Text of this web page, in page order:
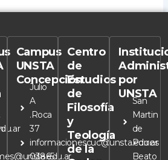
Campus
UNSTA
Concepción
Julio
A
.Roca
37
informacionescuc@unsta.edu.ar
03865
Centro
de
Estudios
de
Filosofía
y
Teología
de la
por
UNSTA
San
Martin
de
Porres
Beato